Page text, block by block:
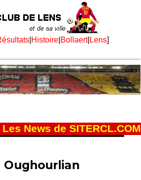
| Histoire| Bollaert| Lens]
Les News de SITERCL.COM
Oughourlian